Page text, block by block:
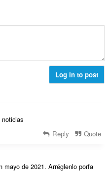
Log in to post
Reply Quote
mayo de 2021. Arréglenlo porfa